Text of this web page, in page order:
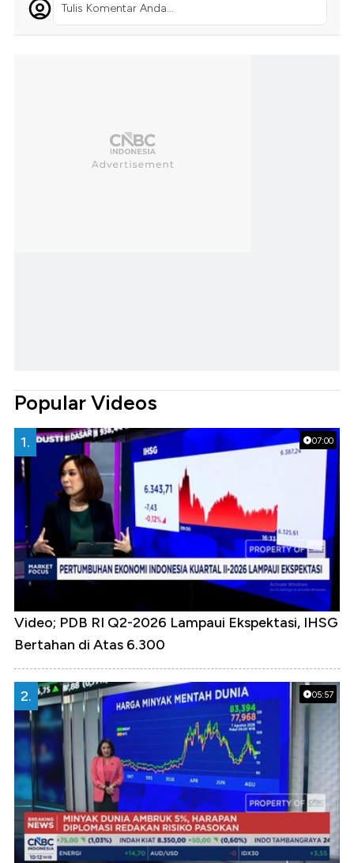
Tulis Komentar Anda...
Popular Videos
07:00
1.
Video; PDB RI Q2-2026 Lampaui Ekspektasi, IHSG
Bertahan di Atas 6.300
05:57
2.